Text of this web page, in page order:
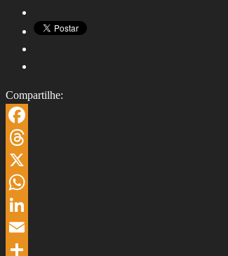
Compartilhe:
Facebook
Threads
X
WhatsApp
LinkedIn
Email